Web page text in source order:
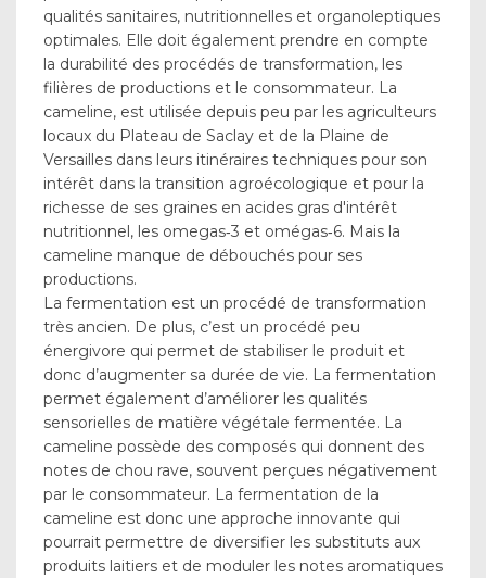
qualités sanitaires, nutritionnelles et organoleptiques
optimales. Elle doit également prendre en compte
la durabilité des procédés de transformation, les
filières de productions et le consommateur. La
cameline, est utilisée depuis peu par les agriculteurs
locaux du Plateau de Saclay et de la Plaine de
Versailles dans leurs itinéraires techniques pour son
intérêt dans la transition agroécologique et pour la
richesse de ses graines en acides gras d'intérêt
nutritionnel, les omegas‐3 et omégas‐6. Mais la
cameline manque de débouchés pour ses
productions.
La fermentation est un procédé de transformation
très ancien. De plus, c’est un procédé peu
énergivore qui permet de stabiliser le produit et
donc d’augmenter sa durée de vie. La fermentation
permet également d’améliorer les qualités
sensorielles de matière végétale fermentée. La
cameline possède des composés qui donnent des
notes de chou rave, souvent perçues négativement
par le consommateur. La fermentation de la
cameline est donc une approche innovante qui
pourrait permettre de diversifier les substituts aux
produits laitiers et de moduler les notes aromatiques